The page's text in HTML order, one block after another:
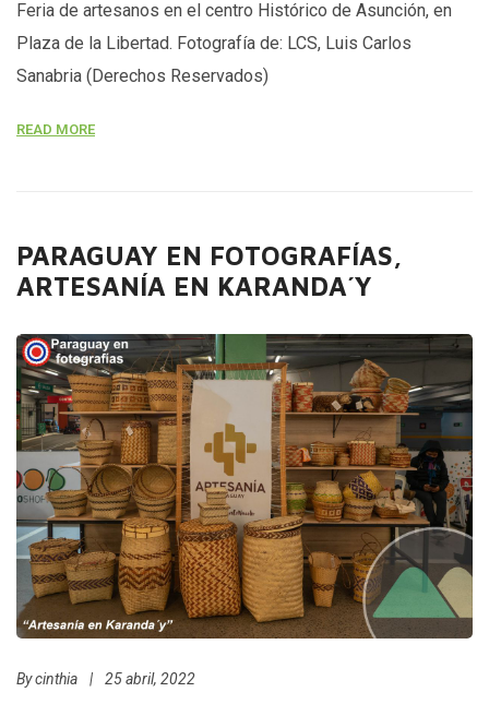
Feria de artesanos en el centro Histórico de Asunción, en
Plaza de la Libertad. Fotografía de: LCS, Luis Carlos
Sanabria (Derechos Reservados)
READ MORE
PARAGUAY EN FOTOGRAFÍAS,
ARTESANÍA EN KARANDA´Y
Bycinthia | 25 abril, 2022